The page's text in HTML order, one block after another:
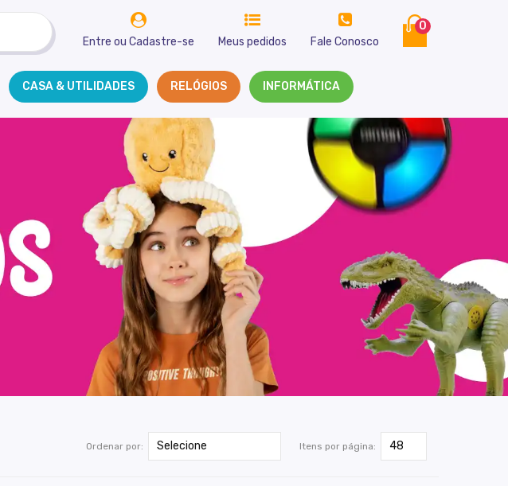
Entre ou Cadastre-se Meus pedidos Fale Conosco
0
CASA & UTILIDADES RELÓGIOS INFORMÁTICA
Ordenar por: Itens por página: